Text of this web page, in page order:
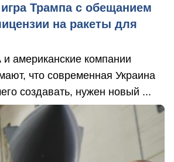
Трампа с обещанием
на ракеты для
американские компании
что современная Украина
создавать, нужен новый ...